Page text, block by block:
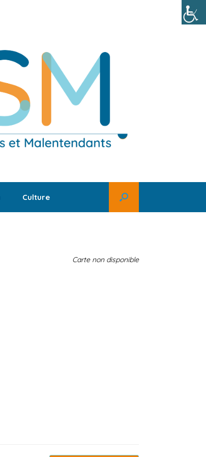
Culture
Carte non disponible